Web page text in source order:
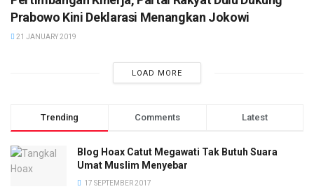
Prabowo Kini Deklarasi Menangkan Jokowi
21 JANUARY 2019
LOAD MORE
Trending Comments Latest
Blog Hoax Catut Megawati Tak Butuh Suara
Umat Muslim Menyebar
17 SEPTEMBER 2017